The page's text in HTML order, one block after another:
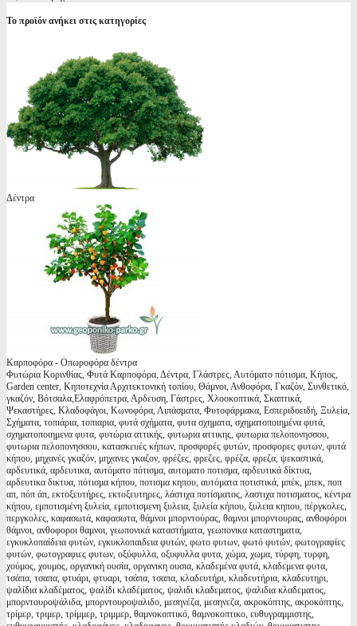
Το προϊόν ανήκει στις κατηγορίες
Δέντρα
Καρποφόρα - Οπωροφόρα δέντρα
Φυτώρια Κορινθίας, Φυτά Καρποφόρα, Δέντρα, Γλάστρες, Αυτόματο πότισμα, Κήπος,
Garden center, Κηποτεχνία Αρχιτεκτονική τοπίου, Θάμνοι, Ανθοφόρα, Γκαζόν, Συνθετικό,
γκαζόν, Βότσαλα,Ελαφρόπετρα, Αρδευση, Γάστρες, Χλοοκοπτικά, Σκαπτικά,
Ψεκαστήρες, Κλαδοφάγοι, Κωνοφόρα, Λιπάσματα, Φυτοφάρμακα, Εσπεριδοειδή, Ξυλεία,
Σχήματα, τοπιάρια, τοπιαρια, φυτά σχήματα, φυτα σχηματα, σχηματοποιημένα φυτά,
σχηματοποιημενα φυτα, φυτώρια αττικής, φυτωρια αττικης, φυτωρια πελοπονησσου,
φυτωρια πελοπονησσου, κατασκευές κήπων, προσφορές φυτών, προσφορες φυτων, φυτά
κήπου, μηχανές γκαζόν, μηχανες γκαζον, φρέζες, φρεζες, φρέζα, φρεζα, ψεκαστικά,
αρδευτικά, αρδευτικα, αυτόματο πότισμα, αυτοματο ποτισμα, αρδευτικά δίκτυα,
αρδευτικα δικτυα, πότισμα κήπου, ποτισμα κηπου, αυτόματα ποτιστικά, μπέκ, μπεκ, ποπ
απ, πόπ άπ, εκτοξευτήρες, εκτοξευτηρες, λάστιχα ποτίσματος, λαστιχα ποτισματος, κέντρα
κήπου, εμποτισμένη ξυλεία, εμποτισμενη ξυλεια, ξυλεία κήπου, ξυλεια κηπου, πέργκολες,
περγκολες, καφασωτά, καφασωτα, θάμνοι μπορντούρας, θαμνοι μπορντουρας, ανθοφόροι
θάμνοι, ανθοφοροι θαμνοι, γεωπονικά καταστήματα, γεωπονικα καταστηματα,
εγκυκλοπαίδεια φυτών, εγκυκλοπαιδεια φυτών, φωτο φυτων, φωτό φυτών, φωτογραφίες
φυτών, φωτογραφιες φυτων, οξύφυλλα, οξυφυλλα φυτα, χώμα, χωμα, τύρφη, τυρφη,
χούμος, χουμος, οργανική ουσία, οργανικη ουσια, κλαδεμένα φυτά, κλαδεμενα φυτα,
τσάπα, τσαπα, φτυάρι, φτυαρι, τσάπα, τσαπα, κλαδευτήρι, κλαδευτήρια, κλαδευτηρι,
ψαλίδια κλαδέματος, ψαλίδι κλαδέματος, ψαλιδι κλαδεματος, ψαλιδια κλαδεματος,
μπορντουροψάλιδα, μπορντουροψαλιδο, μεσηνέζα, μεσηνεζα, ακροκόπτης, ακροκόπτης,
τρίμερ, τριμερ, τρίμμερ, τριμμερ, θαμνοκοπτικό, θαμνοκοπτικο, ευθυγραμμιστης,